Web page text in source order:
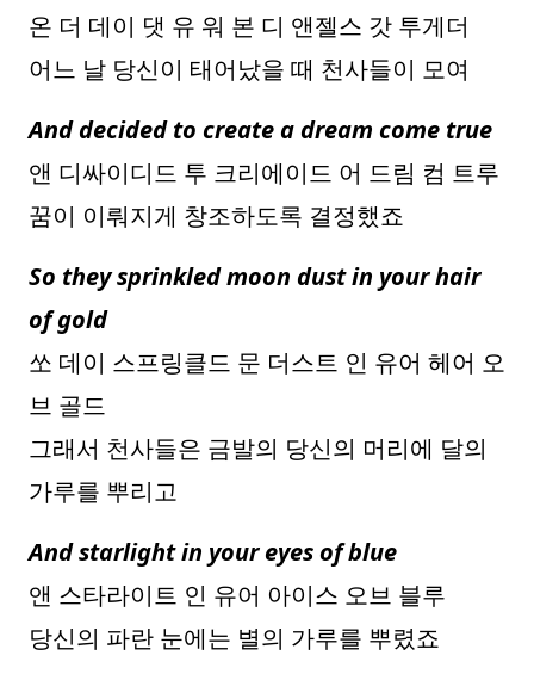
온 더 데이 댓 유 워 본 디 앤젤스 갓 투게더
어느 날 당신이 태어났을 때 천사들이 모여
And decided to create a dream come true
앤 디싸이디드 투 크리에이드 어 드림 컴 트루
꿈이 이뤄지게 창조하도록 결정했죠
So they sprinkled moon dust in your hair
of gold
쏘 데이 스프링클드 문 더스트 인 유어 헤어 오
브 골드
그래서 천사들은 금발의 당신의 머리에 달의
가루를 뿌리고
And starlight in your eyes of blue
앤 스타라이트 인 유어 아이스 오브 블루
당신의 파란 눈에는 별의 가루를 뿌렸죠